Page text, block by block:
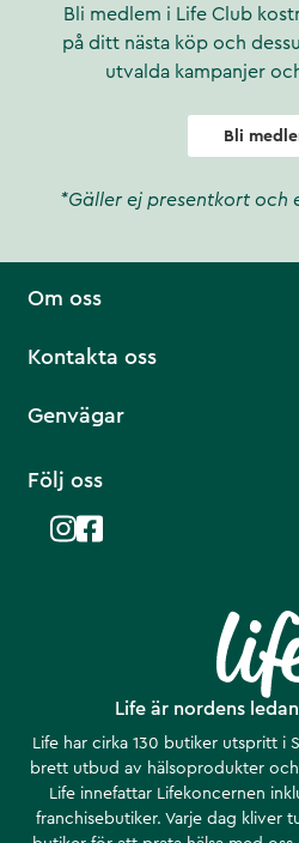
Bli medlem i Life Club
på ditt nästa köp och
utvalda kampanjer
Bli
*Gäller ej presentkort och
Life är nordens
Life har cirka 130 butiker utspritt i
brett utbud av hälsoprodukter
Life innefattar Lifekoncernen
franchisebutiker. Varje dag kliver
Om oss
Kontakta oss
Genvägar
Följ oss